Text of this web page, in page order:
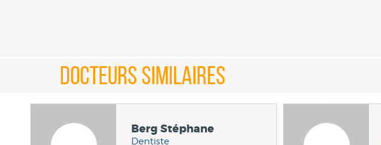
DOCTEURS SIMILAIRES
Berg Stéphane
Dentiste